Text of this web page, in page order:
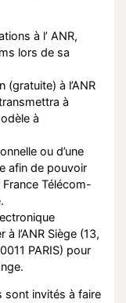
à l’ ANR,
lors de sa
(gratuite) à l’ANR
à
à
ou d’une
afin de pouvoir
Télécom-
l’ANR Siège (13,
PARIS) pour
sont invités à faire